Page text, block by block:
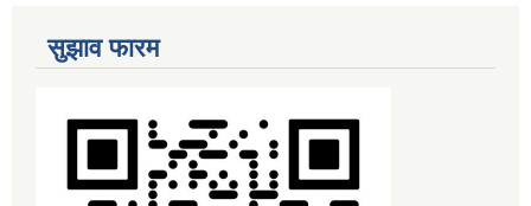
सुझाव फारम